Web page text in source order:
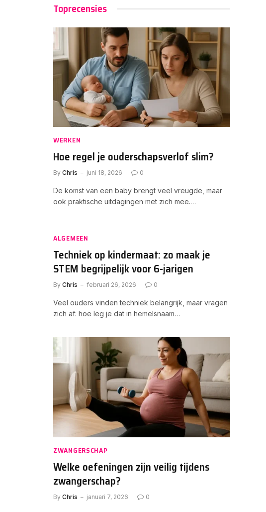
Toprecensies
WERKEN
Hoe regel je ouderschapsverlof slim?
By Chris juni 18, 2026 0
De komst van een baby brengt veel vreugde, maar
ook praktische uitdagingen met zich mee.…
ALGEMEEN
Techniek op kindermaat: zo maak je
STEM begrijpelijk voor 6-jarigen
By Chris februari 26, 2026 0
Veel ouders vinden techniek belangrijk, maar vragen
zich af: hoe leg je dat in hemelsnaam…
ZWANGERSCHAP
Welke oefeningen zijn veilig tijdens
zwangerschap?
By Chris januari 7, 2026 0